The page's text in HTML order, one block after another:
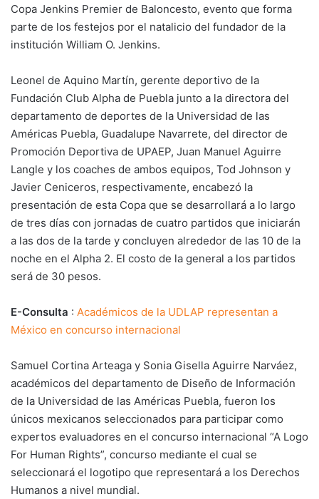
Copa Jenkins Premier de Baloncesto, evento que forma
parte de los festejos por el natalicio del fundador de la
institución William O. Jenkins.
Leonel de Aquino Martín, gerente deportivo de la
Fundación Club Alpha de Puebla junto a la directora del
departamento de deportes de la Universidad de las
Américas Puebla, Guadalupe Navarrete, del director de
Promoción Deportiva de UPAEP, Juan Manuel Aguirre
Langle y los coaches de ambos equipos, Tod Johnson y
Javier Ceniceros, respectivamente, encabezó la
presentación de esta Copa que se desarrollará a lo largo
de tres días con jornadas de cuatro partidos que iniciarán
a las dos de la tarde y concluyen alrededor de las 10 de la
noche en el Alpha 2. El costo de la general a los partidos
será de 30 pesos.
E-Consulta : Académicos de la UDLAP representan a
México en concurso internacional
Samuel Cortina Arteaga y Sonia Gisella Aguirre Narváez,
académicos del departamento de Diseño de Información
de la Universidad de las Américas Puebla, fueron los
únicos mexicanos seleccionados para participar como
expertos evaluadores en el concurso internacional “A Logo
For Human Rights”, concurso mediante el cual se
seleccionará el logotipo que representará a los Derechos
Humanos a nivel mundial.